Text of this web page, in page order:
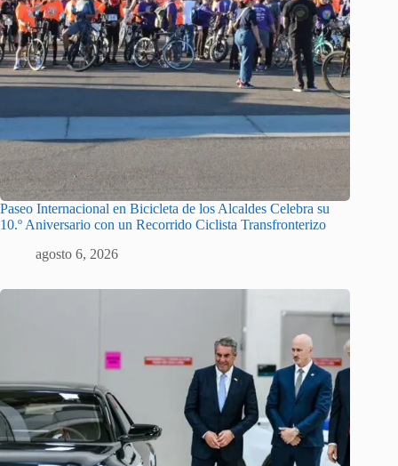
Paseo Internacional en Bicicleta de los Alcaldes Celebra su
10.º Aniversario con un Recorrido Ciclista Transfronterizo
agosto 6, 2026